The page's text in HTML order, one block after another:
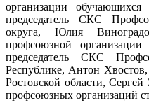
организации
председатель СКС
округа, Юлия
профсоюзной
председатель СКС
Республике, Антон
Ростовской области,
профсоюзных организаций